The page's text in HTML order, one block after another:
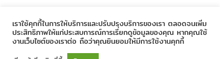
Copyright © 2020Prince of Chumphon
เราใช้คุกกี้ในการให้บริการและปรับปรุงบริการของเรา ตลอดจนเพิ่ม
ประสิทธิภาพให้แก่ประสบการณ์การเรียกดูข้อมูลของคุณ หากคุณใช้
งานเว็บไซต์ของเราต่อ ถือว่าคุณยินยอมให้มีการใช้งานคุกกี้